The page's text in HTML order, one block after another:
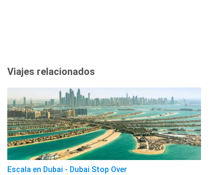
Viajes relacionados
Escala en Dubai - Dubai Stop Over